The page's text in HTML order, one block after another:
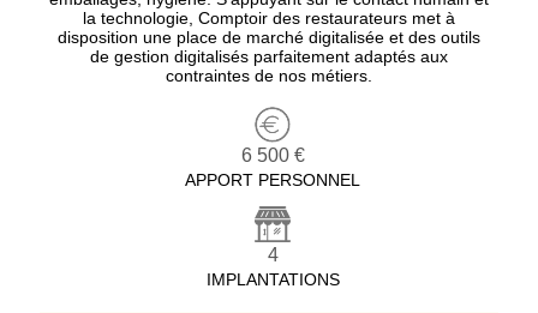
la technologie, Comptoir des restaurateurs met à
disposition une place de marché digitalisée et des outils
de gestion digitalisés parfaitement adaptés aux
contraintes de nos métiers.
6 500 €
APPORT PERSONNEL
4
IMPLANTATIONS